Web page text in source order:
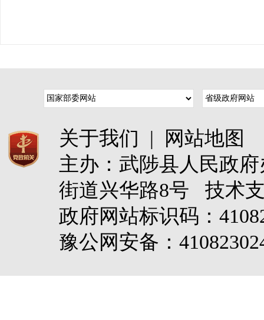
关于我们 |
网站地图
主办：武陟县人民政
街道兴华路8号 技术
政府网站标识码：
豫公网安备：